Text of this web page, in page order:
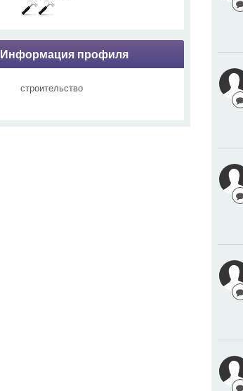
Информация профиля
строительство